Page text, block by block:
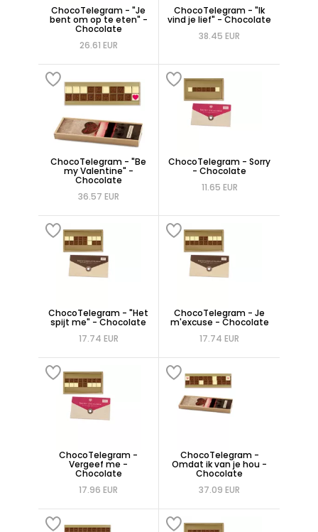
ChocoTelegram - "Je
bent om op te eten" -
Chocolate
26.61 EUR
ChocoTelegram - "Ik
vind je lief" - Chocolate
38.45 EUR
ChocoTelegram - "Be
my Valentine" -
Chocolate
36.57 EUR
ChocoTelegram - Sorry
- Chocolate
11.65 EUR
ChocoTelegram - "Het
spijt me" - Chocolate
17.74 EUR
ChocoTelegram - Je
m'excuse - Chocolate
17.74 EUR
ChocoTelegram -
Vergeef me -
Chocolate
17.96 EUR
ChocoTelegram -
Omdat ik van je hou -
Chocolate
37.09 EUR